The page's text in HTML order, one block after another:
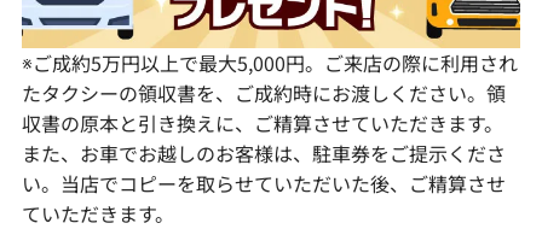
※ご成約5万円以上で最大5,000円。ご来店の際に利用され
たタクシーの領収書を、ご成約時にお渡しください。領
収書の原本と引き換えに、ご精算させていただきます。
また、お車でお越しのお客様は、駐車券をご提示くださ
い。当店でコピーを取らせていただいた後、ご精算させ
ていただきます。